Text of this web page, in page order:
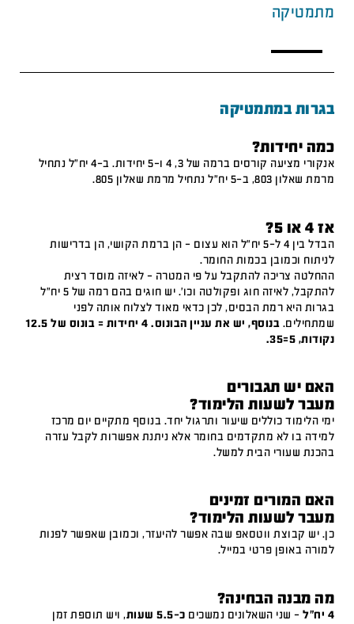
מתמטיקה
בגרות במתמטיקה
כמה יחידות?
אנקורי מציעה קורסים ברמה של 3, 4 ו-5 יחידות. ב-4 יח"ל נתחיל
מרמת שאלון 803, ב-5 יח"ל נתחיל מרמת שאלון 805.
אז 4 או 5?
הבדל בין 4 ל-5 יח"ל הוא עצום – הן ברמת הקושי, הן בדרישות
לניתוח וכמובן בכמות החומר.
ההחלטה צריכה להתקבל על פי המטרה – לאיזה מוסד רצית
להתקבל, לאיזה חוג ופקולטה וכו'. יש חוגים בהם רמה של 5 יח"ל
בגרות היא רמת הבסיס, לכן כדאי מאוד לצלוח אותה לפני
שמתחילים.
בנוסף, יש את עניין הבונוס. 4 יחידות = בונוס של 12.5
נקודות, 5=35.
האם יש תגבורים
מעבר לשעות הלימוד?
ימי הלימוד כוללים שיעור ותרגול יחד. בנוסף מתקיים יום מרכז
למידה בו לא מתקדמים בחומר אלא ניתנת אפשרות לקבל עזרה
בהכנת שעורי הבית למשל.
האם המורים זמינים
מעבר לשעות הלימוד?
כן. יש קבוצת ווטסאפ שבה אפשר להיעזר, וכמובן שאפשר לפנות
למורה באופן פרטי במייל.
מה מבנה הבחינה?
4 יח"ל – שני השאלונים נמשכים כ-5.5 שעות
, ויש תוספת זמן